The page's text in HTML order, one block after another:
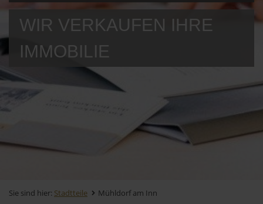
WIR VERKAUFEN IHRE
IMMOBILIE
Sie sind hier: Stadtteile Mühldorf am Inn